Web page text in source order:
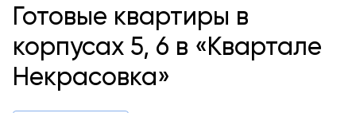
Готовые квартиры в
корпусах 5, 6 в «Квартале
Некрасовка»